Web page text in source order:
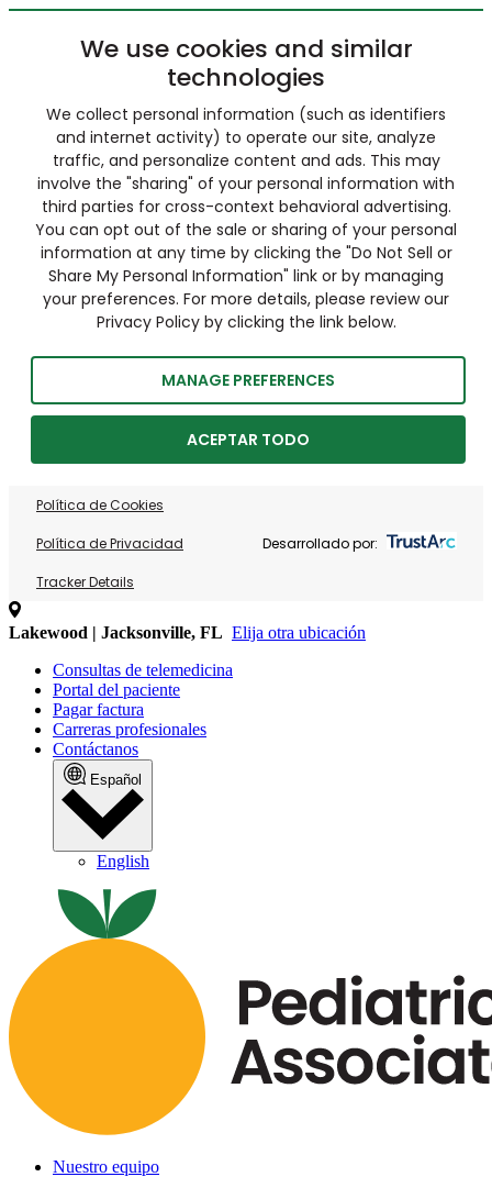
We use cookies and similar
technologies
We collect personal information (such as identifiers
and internet activity) to operate our site, analyze
traffic, and personalize content and ads. This may
involve the "sharing" of your personal information with
third parties for cross-context behavioral advertising.
You can opt out of the sale or sharing of your personal
information at any time by clicking the "Do Not Sell or
Share My Personal Information" link or by managing
your preferences. For more details, please review our
Privacy Policy by clicking the link below.
MANAGE PREFERENCES
ACEPTAR TODO
Política de Cookies
Política de Privacidad
Tracker Details
Desarrollado por:
Lakewood | Jacksonville, FL Elija otra ubicación
Consultas de telemedicina
Portal del paciente
Pagar factura
Carreras profesionales
Contáctanos
Español
English
Nuestro equipo